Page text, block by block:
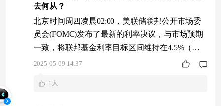
去何从？
北京时间周四凌晨02:00，美联储联邦公开市场委
员会(FOMC)发布了最新的利率决议，与市场预期
一致，将联邦基金利率目标区间维持在4.5%（区
间上限）不变，也是连续第三次会议按兵不动。
师Alex Grassino 1 联邦公开市场委员会（FOMC）
2025-05-09 14:37
1人